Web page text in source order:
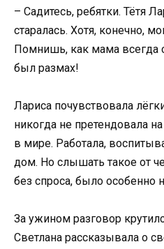
– Садитесь, ребятки. Тётя
старалась. Хотя, конечно,
Помнишь, как мама всегда
был размах!
Лариса почувствовала
никогда не претендовала
в мире. Работала,
дом. Но слышать такое от
без спроса, было особенно
За ужином разговор
Светлана рассказывала о